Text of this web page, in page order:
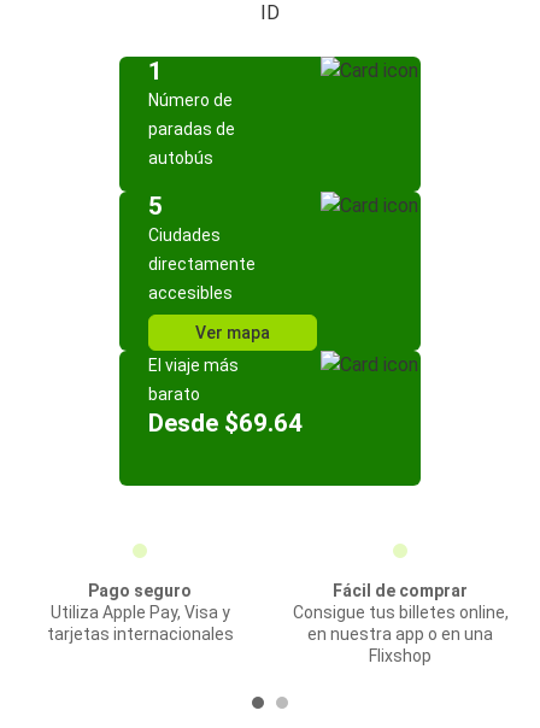
ID
1
Número de
paradas de
autobús
5
Ciudades
directamente
accesibles
Ver mapa
El viaje más
barato
Desde $69.64
Pago seguro
Utiliza Apple Pay, Visa y
tarjetas internacionales
Fácil de comprar
Consigue tus billetes online,
en nuestra app o en una
Flixshop